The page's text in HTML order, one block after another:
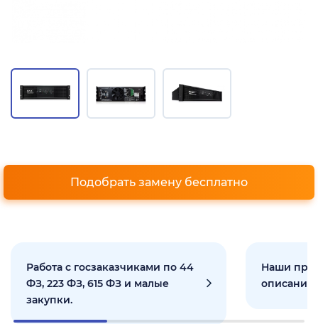
Подобрать замену бесплатно
Работа с госзаказчиками по 44
ФЗ, 223 ФЗ, 615 ФЗ и малые
закупки.
Наши